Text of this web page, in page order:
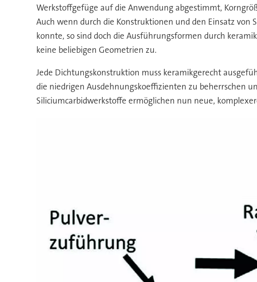
Werkstoffgefüge auf die Anwendung abgestimmt,
Auch wenn durch die Konstruktionen und den Einsatz
konnte, so sind doch die Ausführungsformen durch
keine beliebigen Geometrien zu.
Jede Dichtungskonstruktion muss keramikgerecht
die niedrigen Ausdehnungskoeffizienten zu beherrschen
Siliciumcarbidwerkstoffe ermöglichen nun neue,